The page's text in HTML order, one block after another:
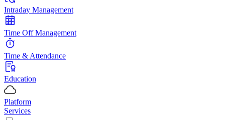
Intraday Management
Time Off Management
Time & Attendance
Education
Platform
Services